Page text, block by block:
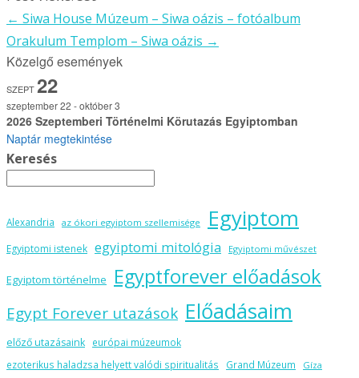
Bejegyzésnavigáció
← Siwa House Múzeum – Siwa oázis – fotóalbum
Orakulum Templom – Siwa oázis →
Közelgő események
SZEPT22
szeptember 22 -október 3
2026 Szeptemberi Történelmi Körutazás Egyiptomban
Naptár megtekintése
Keresés
Alexandria az ókori egyiptom szellemisége Egyiptom
Egyiptomi istenek egyiptomi mitológia Egyiptomi művészet
Egyiptom történelme Egyptforever előadások
Egypt Forever utazások Előadásaim
előző utazásaink
európai múzeumok
ezoterikus haladzsa helyett valódi spiritualitás
Grand Múzeum Gíza